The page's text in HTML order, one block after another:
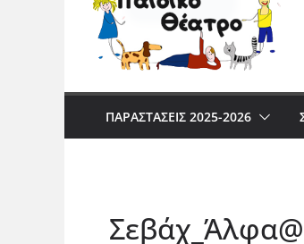
ΠΑΡΑΣΤΆΣΕΙΣ 2025-2026